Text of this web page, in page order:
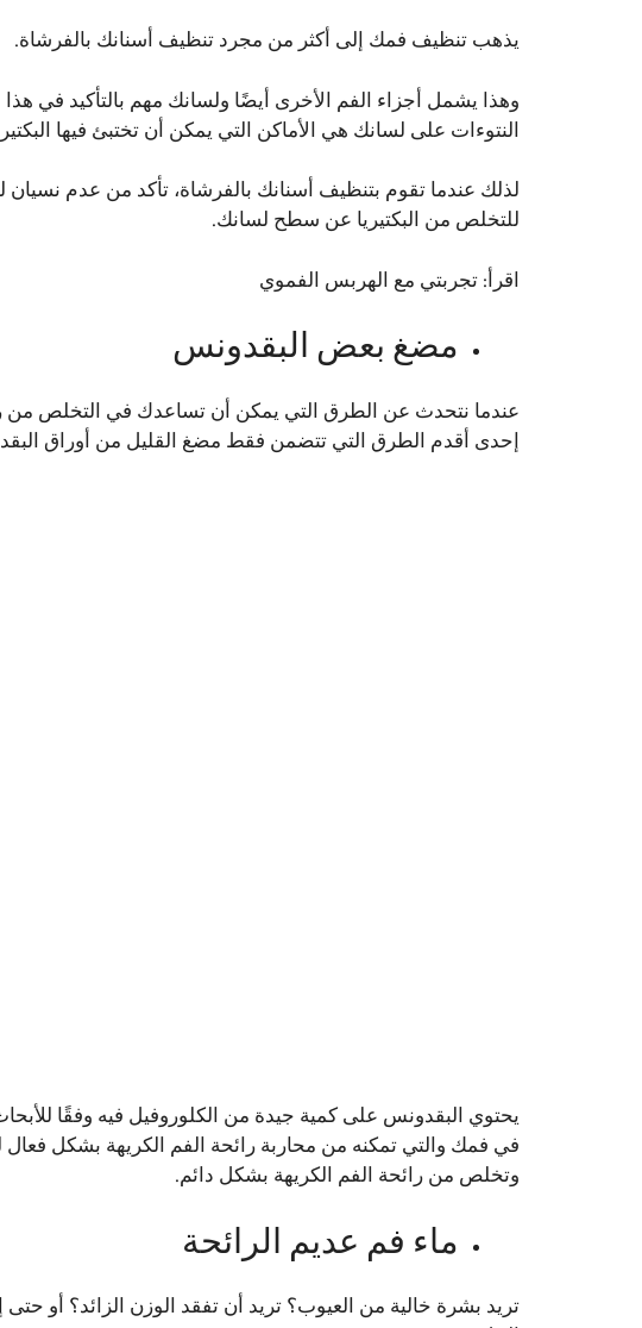
يذهب تنظيف فمك إلى أكثر من مجرد تنظيف أسنانك بالفرشاة.
وهذا يشمل أجزاء الفم الأخرى أيضًا ولسانك مهم بالتأكيد في
النتوءات على لسانك هي الأماكن التي يمكن أن تختبئ فيها
لذلك عندما تقوم بتنظيف أسنانك بالفرشاة، تأكد من عدم
للتخلص من البكتيريا عن سطح لسانك.
اقرأ:تجربتي مع الهربس الفموي
مضغ بعض البقدونس
عندما نتحدث عن الطرق التي يمكن أن تساعدك في التخلص من
إحدى أقدم الطرق التي تتضمن فقط مضغ القليل من أوراق
يحتوي البقدونس على كمية جيدة من الكلوروفيل فيه وفقًا
في فمك والتي تمكنه من محاربة رائحة الفم الكريهة بشكل
وتخلص من رائحة الفم الكريهة بشكل دائم.
ماء فم عديم الرائحة
تريد بشرة خالية من العيوب؟ تريد أن تفقد الوزن الزائد؟ أو